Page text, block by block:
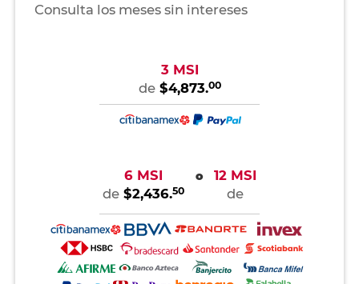
Consulta los meses sin intereses
3 MSI
de $4,873.00
6 MSI
de $2,436.50
o
12 MSI
de